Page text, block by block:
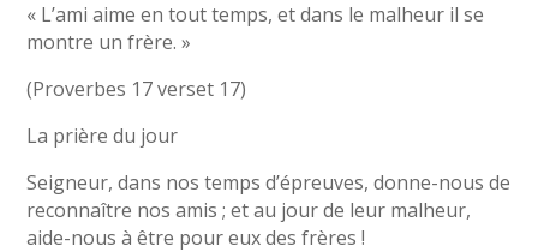
« L’ami aime en tout temps, et dans le malheur il se
montre un frère. »
(Proverbes 17 verset 17)
La prière du jour
Seigneur, dans nos temps d’épreuves, donne-nous de
reconnaître nos amis ; et au jour de leur malheur,
aide-nous à être pour eux des frères !